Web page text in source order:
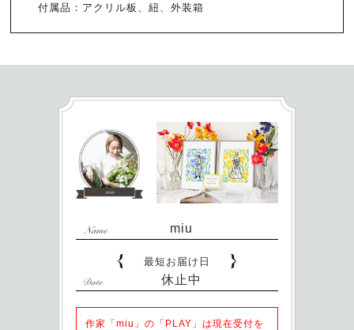
付属品：アクリル板、紐、外装箱
miu
最短お届け日
休止中
作家「miu」の「PLAY」は現在受付を